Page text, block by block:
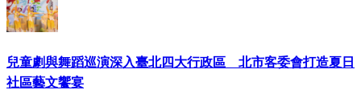
兒童劇與舞蹈巡演深入臺北四大行政區 北市客委會打造夏日
社區藝文饗宴